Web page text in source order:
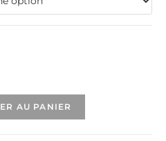
AU PANIER